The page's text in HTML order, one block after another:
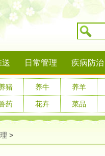
送 日常管理 疾病防治
猪 养牛 养羊
药 花卉 菜品
>